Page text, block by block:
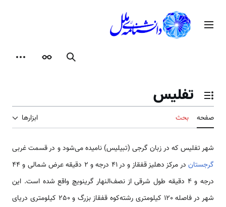
محتوامنوی اصلی
جستجوظاهر
تغییر وضعیت فهرست محتویات
تفلیس
صفحه بحث ابزارها
شهر تفلیس که در زبان گرجی (تبیلیس) نامیده می‌شود و در قسمت غربی
گرجستان
در مرکز دهلیز قفقاز و در 41 درجه و 2 دقیقه عرض شمالی و 44
درجه و 4 دقیقه طول شرقی از نصف‌النهار گرینویچ واقع شده است. این
شهر در فاصله 120 کیلومتری رشته‌کوه قفقاز بزرگ و 250 کیلومتری دریای